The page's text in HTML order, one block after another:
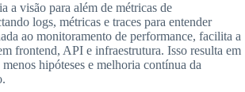
a visão para além de métricas de
logs, métricas e traces para entender
ao monitoramento de performance, facilita a
frontend, API e infraestrutura. Isso resulta em
hipóteses e melhoria contínua da